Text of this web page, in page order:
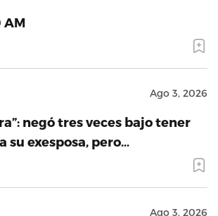
AM
Ago 3, 2026
negó tres veces bajo tener
su exesposa, pero…
Ago 3, 2026